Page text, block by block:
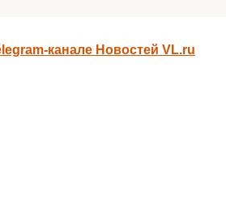
канале Новостей VL.ru